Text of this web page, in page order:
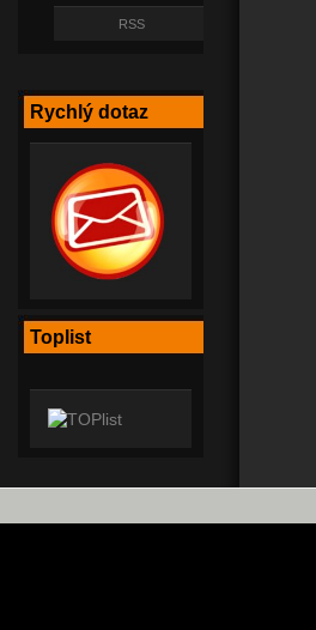
RSS
Rychlý dotaz
Toplist